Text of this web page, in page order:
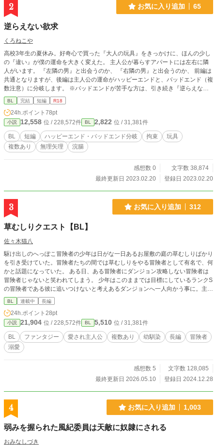
2 お気に入り追加 65
逆らえない欲求
くろねこや
高校3年生の夏休み。好奇心で買った『大人の玩具』をきっかけに、ほんの少し
の『違い』が僕の運命を大きく変えた。 主人公が暮らすアパートには左右に隣
人がいます。 『左隣の男』と出会うのか、 『右隣の男』と出会うのか、 前編は
共通となりますが、後編は主人公の運命がハッピーエンドと、バッドエンド（複
数注意）に分岐します。 ※バッドエンドが苦手な方は、引き続き『逆らえない
欲求 after story』をお読みください。 ※『after story』に合わせて、『左隣』
BL 完結 短編 R18
24h.ポイント 78pt
小説 12,558 位 / 228,572件 BL 2,822 位 / 31,381件
BL 短編 ハッピーエンド・バッドエンド分岐 拘束
玩具
複数あり
無理矢理 浣腸
感想数 0
文字数 38,874
最終更新日 2023.02.20
登録日 2023.02.20
3 お気に入り追加 312
草むしりクエスト【BL】
佐々木猫八
駆け出しのへっぽこ冒険者の少年は日がな一日あるお屋敷の庭の草むしりばかり
を引き受けていた。冒険者たちの間では草むしりをやる冒険者として有名で、何
かと話題になっていた。 ある日、ある冒険者にダンジョン攻略しない冒険者は
冒険者じゃないと笑われてしまう。 少年はこのままでは目標にしているランクS
の冒険者である彼に追いつけないと考えあるダンジョンへ一人向かう事に。主人
公は無事に生還できるのか⋯ ●主人公受けです。 ●主人公溺愛されています。 ●
転生転移ものではありません。 ●長編予定です。 ※文字サイズ最小を推奨して
います。 ※誰が何と言おうともBLだと主張しています。
BL 連載中 長編
24h.ポイント 28pt
小説 21,904 位 / 228,572件 BL 5,510 位 / 31,381件
BL ファンタジー 愛され主人公 複数あり 幼馴染 長編
冒険者
溺愛
感想数 5
文字数 128,085
最終更新日 2026.05.10
登録日 2024.12.28
4 お気に入り追加 1,003
弱みを握られた風紀委員は天敵に奴隷にされる
おみなしづき